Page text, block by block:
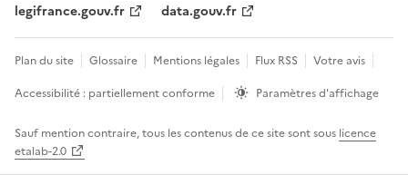
legifrance.gouv.fr
data.gouv.fr
Plan du site Glossaire Mentions légales Flux RSS
Votre avis
Accessibilité : partiellement conforme
Paramètres d'affichage
Sauf mention contraire, tous les contenus de ce site sont sous licence
etalab-2.0